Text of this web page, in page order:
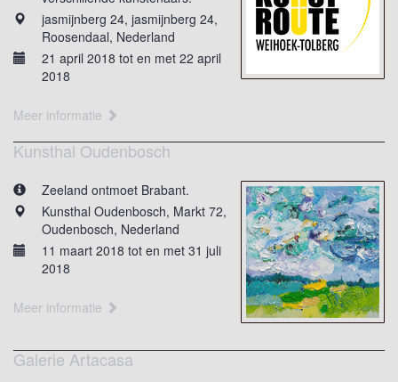
jasmijnberg 24, jasmijnberg 24,
Roosendaal, Nederland
21 april 2018 tot en met 22 april
2018
Meer informatie
Kunsthal Oudenbosch
Zeeland ontmoet Brabant.
Kunsthal Oudenbosch, Markt 72,
Oudenbosch, Nederland
11 maart 2018 tot en met 31 juli
2018
Meer informatie
Galerie Artacasa